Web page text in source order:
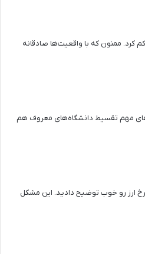
کرد. ممنون که با واقعیت‌ها صادقانه
مهم تقسیط دانشگاه‌های معروف هم
ارز رو خوب توضیح دادید. این مشکل